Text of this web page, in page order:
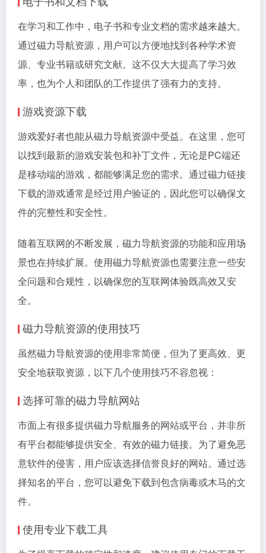
在学习和工作中，电子书和专业文档的需求越来越大。
通过磁力导航资源，用户可以方便地找到各种学术资
源、专业书籍或研究文献。这不仅大大提高了学习效
率，也为个人和团队的工作提供了强有力的支持。
游戏资源下载
游戏爱好者也能从磁力导航资源中受益。在这里，您可
以找到最新的游戏安装包和补丁文件，无论是PC端还
是移动端的游戏，都能够满足您的需求。通过磁力链接
下载的游戏通常是经过用户验证的，因此您可以确保文
件的完整性和安全性。
随着互联网的不断发展，磁力导航资源的功能和应用场
景也在持续扩展。使用磁力导航资源也需要注意一些安
全问题和合规性，以确保您的互联网体验既高效又安
全。
磁力导航资源的使用技巧
虽然磁力导航资源的使用非常简便，但为了更高效、更
安全地获取资源，以下几个使用技巧不容忽视：
选择可靠的磁力导航网站
市面上有很多提供磁力导航服务的网站或平台，并非所
有平台都能够提供安全、有效的磁力链接。为了避免恶
意软件的侵害，用户应该选择信誉良好的网站。通过选
择知名的平台，您可以避免下载到包含病毒或木马的文
件。
使用专业下载工具